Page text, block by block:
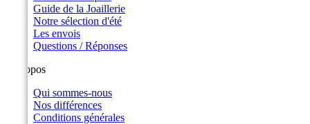
Guide de la Joaillerie
Notre sélection d'été
Les envois
Questions / Réponses
A propos
Qui sommes-nous
Nos différences
Conditions générales